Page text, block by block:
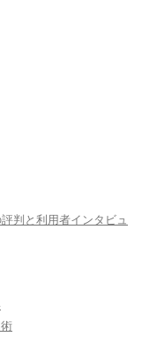
判と利用者インタビュ